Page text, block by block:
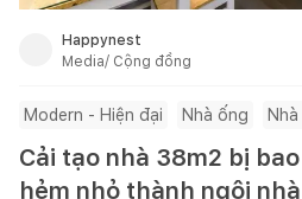
Happynest
Media/ Cộng đồng
Modern - Hiện đại Nhà ống
Cải tạo nhà 38m2 bị
hẻm nhỏ thành ngôi